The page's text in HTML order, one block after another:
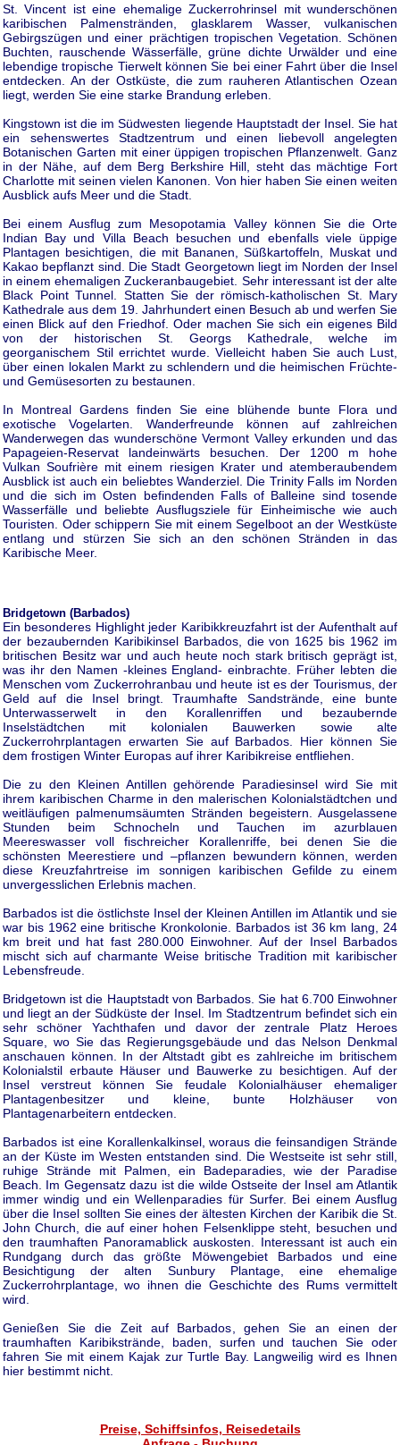
St. Vincent ist eine ehemalige Zuckerrohrinsel mit wunderschönen
karibischen Palmenstränden, glasklarem Wasser, vulkanischen
Gebirgszügen und einer prächtigen tropischen Vegetation. Schönen
Buchten, rauschende Wässerfälle, grüne dichte Urwälder und eine
lebendige tropische Tierwelt können Sie bei einer Fahrt über die Insel
entdecken. An der Ostküste, die zum rauheren Atlantischen Ozean
liegt, werden Sie eine starke Brandung erleben.
Kingstown ist die im Südwesten liegende Hauptstadt der Insel. Sie hat
ein sehenswertes Stadtzentrum und einen liebevoll angelegten
Botanischen Garten mit einer üppigen tropischen Pflanzenwelt. Ganz
in der Nähe, auf dem Berg Berkshire Hill, steht das mächtige Fort
Charlotte mit seinen vielen Kanonen. Von hier haben Sie einen weiten
Ausblick aufs Meer und die Stadt.
Bei einem Ausflug zum Mesopotamia Valley können Sie die Orte
Indian Bay und Villa Beach besuchen und ebenfalls viele üppige
Plantagen besichtigen, die mit Bananen, Süßkartoffeln, Muskat und
Kakao bepflanzt sind. Die Stadt Georgetown liegt im Norden der Insel
in einem ehemaligen Zuckeranbaugebiet. Sehr interessant ist der alte
Black Point Tunnel. Statten Sie der römisch-katholischen St. Mary
Kathedrale aus dem 19. Jahrhundert einen Besuch ab und werfen Sie
einen Blick auf den Friedhof. Oder machen Sie sich ein eigenes Bild
von der historischen St. Georgs Kathedrale, welche im
georganischem Stil errichtet wurde. Vielleicht haben Sie auch Lust,
über einen lokalen Markt zu schlendern und die heimischen Früchte-
und Gemüsesorten zu bestaunen.
In Montreal Gardens finden Sie eine blühende bunte Flora und
exotische Vogelarten. Wanderfreunde können auf zahlreichen
Wanderwegen das wunderschöne Vermont Valley erkunden und das
Papageien-Reservat landeinwärts besuchen. Der 1200 m hohe
Vulkan Soufrière mit einem riesigen Krater und atemberaubendem
Ausblick ist auch ein beliebtes Wanderziel. Die Trinity Falls im Norden
und die sich im Osten befindenden Falls of Balleine sind tosende
Wasserfälle und beliebte Ausflugsziele für Einheimische wie auch
Touristen. Oder schippern Sie mit einem Segelboot an der Westküste
entlang und stürzen Sie sich an den schönen Stränden in das
Karibische Meer.
Bridgetown (Barbados)
Ein besonderes Highlight jeder Karibikkreuzfahrt ist der Aufenthalt auf
der bezaubernden Karibikinsel Barbados, die von 1625 bis 1962 im
britischen Besitz war und auch heute noch stark britisch geprägt ist,
was ihr den Namen -kleines England- einbrachte. Früher lebten die
Menschen vom Zuckerrohranbau und heute ist es der Tourismus, der
Geld auf die Insel bringt. Traumhafte Sandstrände, eine bunte
Unterwasserwelt in den Korallenriffen und bezaubernde
Inselstädtchen mit kolonialen Bauwerken sowie alte
Zuckerrohrplantagen erwarten Sie auf Barbados. Hier können Sie
dem frostigen Winter Europas auf ihrer Karibikreise entfliehen.
Die zu den Kleinen Antillen gehörende Paradiesinsel wird Sie mit
ihrem karibischen Charme in den malerischen Kolonialstädtchen und
weitläufigen palmenumsäumten Stränden begeistern. Ausgelassene
Stunden beim Schnocheln und Tauchen im azurblauen
Meereswasser voll fischreicher Korallenriffe, bei denen Sie die
schönsten Meerestiere und –pflanzen bewundern können, werden
diese Kreuzfahrtreise im sonnigen karibischen Gefilde zu einem
unvergesslichen Erlebnis machen.
Barbados ist die östlichste Insel der Kleinen Antillen im Atlantik und sie
war bis 1962 eine britische Kronkolonie. Barbados ist 36 km lang, 24
km breit und hat fast 280.000 Einwohner. Auf der Insel Barbados
mischt sich auf charmante Weise britische Tradition mit karibischer
Lebensfreude.
Bridgetown ist die Hauptstadt von Barbados. Sie hat 6.700 Einwohner
und liegt an der Südküste der Insel. Im Stadtzentrum befindet sich ein
sehr schöner Yachthafen und davor der zentrale Platz Heroes
Square, wo Sie das Regierungsgebäude und das Nelson Denkmal
anschauen können. In der Altstadt gibt es zahlreiche im britischem
Kolonialstil erbaute Häuser und Bauwerke zu besichtigen. Auf der
Insel verstreut können Sie feudale Kolonialhäuser ehemaliger
Plantagenbesitzer und kleine, bunte Holzhäuser von
Plantagenarbeitern entdecken.
Barbados ist eine Korallenkalkinsel, woraus die feinsandigen Strände
an der Küste im Westen entstanden sind. Die Westseite ist sehr still,
ruhige Strände mit Palmen, ein Badeparadies, wie der Paradise
Beach. Im Gegensatz dazu ist die wilde Ostseite der Insel am Atlantik
immer windig und ein Wellenparadies für Surfer. Bei einem Ausflug
über die Insel sollten Sie eines der ältesten Kirchen der Karibik die St.
John Church, die auf einer hohen Felsenklippe steht, besuchen und
den traumhaften Panoramablick auskosten. Interessant ist auch ein
Rundgang durch das größte Möwengebiet Barbados und eine
Besichtigung der alten Sunbury Plantage, eine ehemalige
Zuckerrohrplantage, wo ihnen die Geschichte des Rums vermittelt
wird.
Genießen Sie die Zeit auf Barbados, gehen Sie an einen der
traumhaften Karibikstrände, baden, surfen und tauchen Sie oder
fahren Sie mit einem Kajak zur Turtle Bay. Langweilig wird es Ihnen
hier bestimmt nicht.
Preise, Schiffsinfos, Reisedetails